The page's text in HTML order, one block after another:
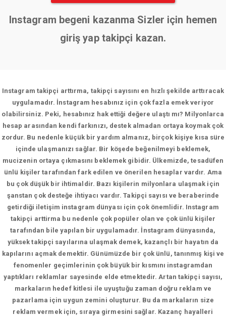
Instagram begeni kazanma Sizler için hemen
giriş yap takipçi kazan.
Instagram takipçi arttırma, takipçi sayısını en hızlı şekilde arttıracak
uygulamadır. İnstagram hesabınız için çok fazla emek veriyor
olabilirsiniz. Peki, hesabınız hak ettiği değere ulaştı mı? Milyonlarca
hesap arasından kendi farkınızı, destek almadan ortaya koymak çok
zordur. Bu nedenle küçük bir yardım almanız, birçok kişiye kısa süre
içinde ulaşmanızı sağlar. Bir köşede beğenilmeyi beklemek,
mucizenin ortaya çıkmasını beklemek gibidir. Ülkemizde, tesadüfen
ünlü kişiler tarafından fark edilen ve önerilen hesaplar vardır. Ama
bu çok düşük bir ihtimaldir. Bazı kişilerin milyonlara ulaşmak için
şanstan çok desteğe ihtiyacı vardır. Takipçi sayısı ve beraberinde
getirdiği iletişim instagram dünyası için çok önemlidir. Instagram
takipçi arttirma bu nedenle çok popüler olan ve çok ünlü kişiler
tarafından bile yapılan bir uygulamadır. İnstagram dünyasında,
yüksek takipçi sayılarına ulaşmak demek, kazançlı bir hayatın da
kapılarını açmak demektir. Günümüzde bir çok ünlü, tanınmış kişi ve
fenomenler geçimlerinin çok büyük bir kısmını instagramdan
yaptıkları reklamlar sayesinde elde etmektedir. Artan takipçi sayısı,
markaların hedef kitlesi ile uyuştuğu zaman doğru reklam ve
pazarlama için uygun zemini oluşturur. Bu da markaların size
reklam vermek için, sıraya girmesini sağlar. Kazanç hayalleri